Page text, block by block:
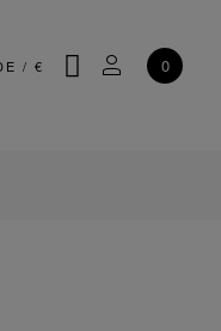
/ € SUCHEMEIN
0